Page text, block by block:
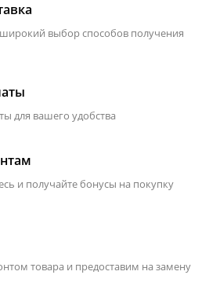
выбор способов получения
для вашего удобства
и получайте бонусы на покупку
товара и предоставим на замену